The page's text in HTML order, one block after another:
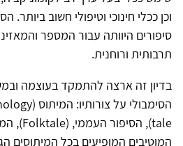
וכן ככלי חינוכי וטיפולי חשוב ביותר.
סיפורים היוותה עבור המספר
תרבותית ורוחנית.
בדיון זה ארצה להתמקד בעוצמה
המוטיבים המופיעים בכל המיתוסים